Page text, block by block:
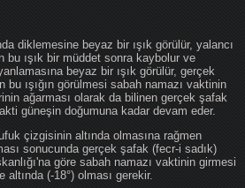
diklemesine beyaz bir ışık görülür, yalancı
bu ışık bir müddet sonra kaybolur ve
beyaz bir ışık görülür, gerçek
bu ışığın görülmesi sabah namazı vaktinin
ağarması olarak da bilinen gerçek şafak
güneşin doğumuna kadar devam eder.
çizgisinin altında olmasına rağmen
sonucunda gerçek şafak (fecr-i sadık)
göre sabah namazı vaktinin girmesi
(-18°) olması gerekir.